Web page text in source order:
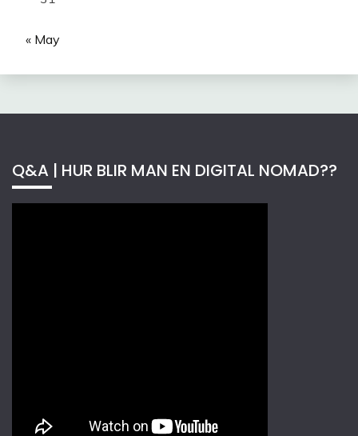
« May
Q&A | HUR BLIR MAN EN DIGITAL NOMAD??